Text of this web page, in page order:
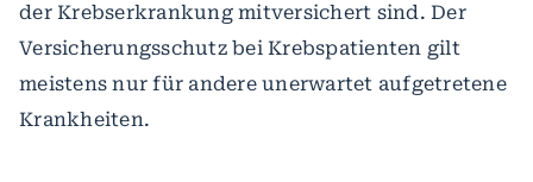
der Krebserkrankung mitversichert sind. Der
Versicherungsschutz bei Krebspatienten gilt
meistens nur für andere unerwartet aufgetretene
Krankheiten.